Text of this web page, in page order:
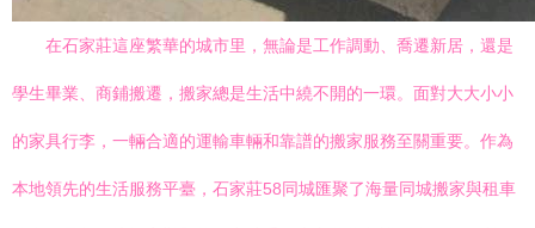
在石家莊這座繁華的城市里，無論是工作調動、喬遷新居，還是
學生畢業、商鋪搬遷，搬家總是生活中繞不開的一環。面對大大小小
的家具行李，一輛合適的運輸車輛和靠譜的搬家服務至關重要。作為
本地領先的生活服務平臺，石家莊58同城匯聚了海量同城搬家與租車